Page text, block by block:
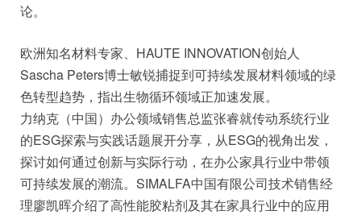
论。
欧洲知名材料专家、HAUTE INNOVATION创始人
Sascha Peters博士敏锐捕捉到可持续发展材料领域的绿
色转型趋势，指出生物循环领域正加速发展。
力纳克（中国）办公领域销售总监张睿就传动系统行业
的ESG探索与实践话题展开分享，从ESG的视角出发，
探讨如何通过创新与实际行动，在办公家具行业中带领
可持续发展的潮流。SIMALFA中国有限公司技术销售经
理廖凯晖介绍了高性能胶粘剂及其在家具行业中的应用